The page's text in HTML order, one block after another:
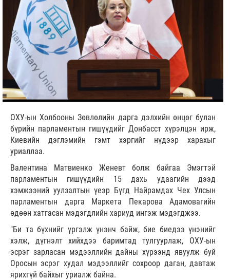
ОХУ-ын Холбооны Зөвлөлийн дарга дэлхийн өнцөг булан
бүрийн парламентын гишүүдийг Донбасст хүрэлцэн ирж,
Киевийн дэглэмийн гэмт хэргийг нүдээр харахыг
уриаллаа.
Валентина Матвиенко Женевт болж байгаа Эмэгтэй
парламентын гишүүдийн 15 дахь удаагийн дээд
хэмжээний уулзалтын үеэр Бүгд Найрамдах Чех Улсын
парламентын дарга Маркета Пекарова Адамовагийн
өдөөн хатгасан мэдэгдлийн хариуд ингэж мэдэгджээ.
"Би та бүхнийг үргэлж үнэнч байж, бие биедээ үнэнийг
хэлж, дүгнэлт хийхдээ баримтад тулгуурлаж, ОХУ-ын
эсрэг зарласан мэдээллийн дайны хүрээнд явуулж буй
Оросын эсрэг худал мэдээллийг сохроор даган, давтаж
ярихгүй байхыг уриалж байна.